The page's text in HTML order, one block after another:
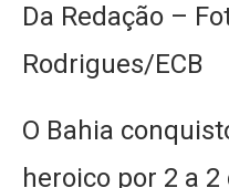
Da Redação –
Rodrigues/ECB
O Bahia
heroico por 2 a